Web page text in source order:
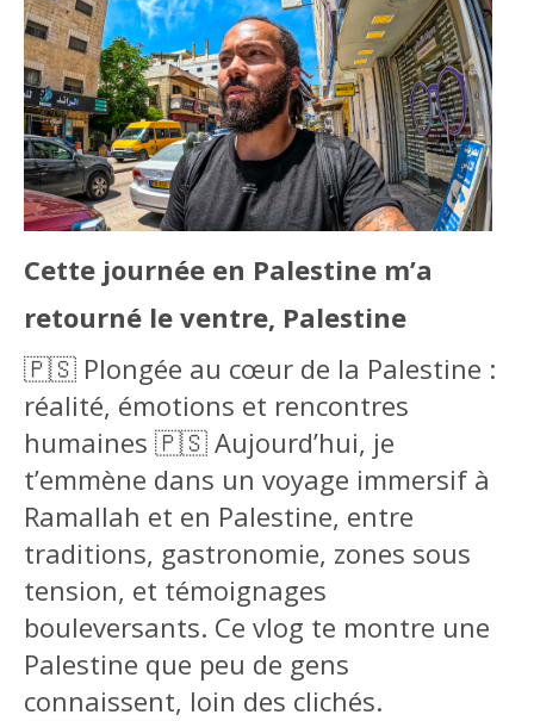
Cette journée en Palestine m’a
retourné le ventre, Palestine
🇵🇸 Plongée au cœur de la Palestine :
réalité, émotions et rencontres
humaines 🇵🇸 Aujourd’hui, je
t’emmène dans un voyage immersif à
Ramallah et en Palestine, entre
traditions, gastronomie, zones sous
tension, et témoignages
bouleversants. Ce vlog te montre une
Palestine que peu de gens
connaissent, loin des clichés.